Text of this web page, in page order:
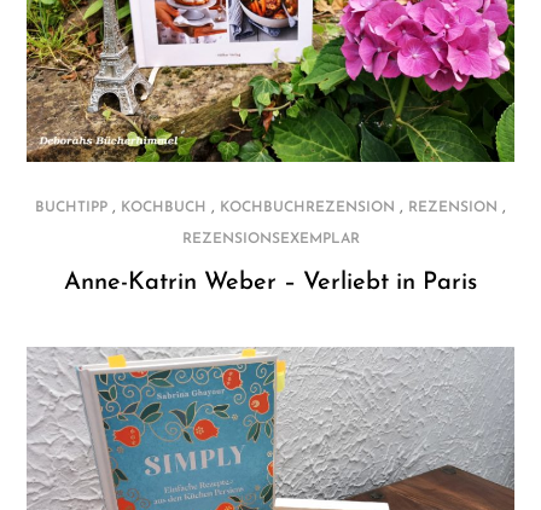
BUCHTIPP , KOCHBUCH , KOCHBUCHREZENSION , REZENSION ,
REZENSIONSEXEMPLAR
Anne-Katrin Weber – Verliebt in Paris